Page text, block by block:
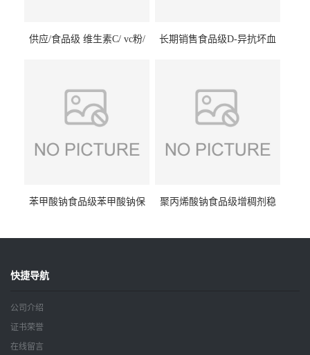
供应/食品级 维生素C/ vc粉/
长期销售食品级D-异抗坏血
苯甲酸钠食品级苯甲酸钠保
聚丙烯酸钠食品级增稠剂稳
快捷导航
公司介绍
证书荣誉
在线留言